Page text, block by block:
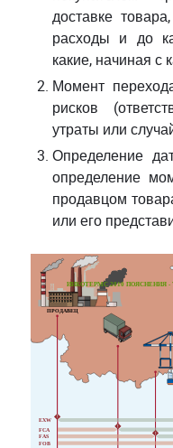
доставке
расходы и до
какие, начиная с
Момент
рисков
утраты или
Определение
определение
продавцом
или его
ПРОДАВЕЦ
ИНКОТЕРМС 2010 ПОЯСНЕНИЯ
EXW
FCA
FAS
FOB
!
!
!